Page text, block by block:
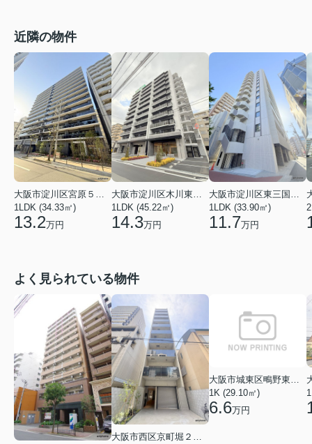
近隣の物件
大阪市淀川区宮原５丁目
1LDK (34.33㎡)
13.2万円
大阪市淀川区木川東４丁目
1LDK (45.22㎡)
14.3万円
大阪市淀川区東三国５丁目
1LDK (33.90㎡)
11.7万円
よく見られている物件
大阪市西区京町堀２丁目
大阪市城東区鴫野東３丁目
1K (29.10㎡)
6.6万円